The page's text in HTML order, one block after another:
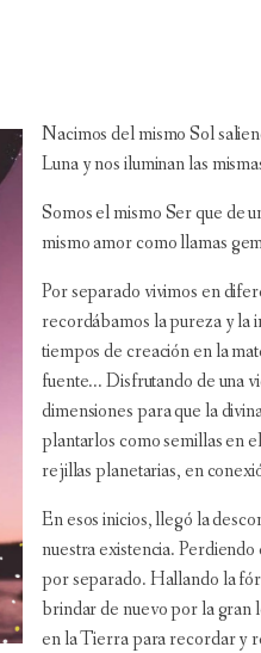
Nacimos del mismo Sol
Luna y nos iluminan las
Somos el mismo Ser que de
mismo amor como llamas
Por separado vivimos en
recordábamos la pureza y la
tiempos de creación en la
fuente... Disfrutando de una
dimensiones para que la
plantarlos como semillas en
rejillas planetarias, en
En esos inicios, llegó la
nuestra existencia.
por separado. Hallando la
brindar de nuevo por la gran
en la Tierra para recordar y